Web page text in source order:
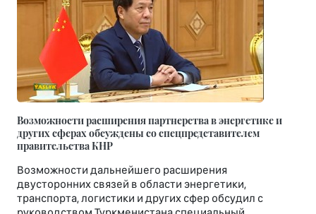
Возможности расширения партнерства в энергетике и
других сферах обсуждены со спецпредставителем
правительства КНР
Возможности дальнейшего расширения
двусторонних связей в области энергетики,
транспорта, логистики и других сфер обсудил с